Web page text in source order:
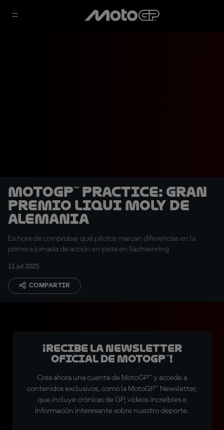
MotoGP™ Practice: Gran
Premio Liqui Moly de
Alemania
Es hora de comprobar qué pilotos marcan diferencias en la
primera jornada de acción en pista en Sachsenring
11 jul 2025
COMPARTIR
¡Recibe la Newsletter
oficial de MotoGP™!
Crea ahora una cuenta de MotoGP™ y accede a
contenidos exclusivos, como la MotoGP™ Newsletter,
que incluye crónicas de GP, vídeos increíbles e
información interesante sobre nuestro deporte.